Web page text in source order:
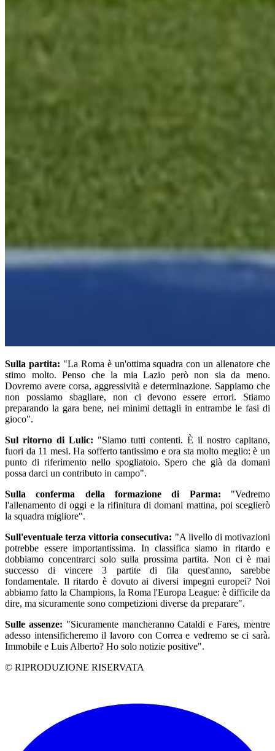
Sulla partita: "La Roma è un'ottima squadra con un allenatore che
stimo molto. Penso che la mia Lazio però non sia da meno.
Dovremo avere corsa, aggressività e determinazione. Sappiamo che
non possiamo sbagliare, non ci devono essere errori. Stiamo
preparando la gara bene, nei minimi dettagli in entrambe le fasi di
gioco".
Sul ritorno di Lulic: "Siamo tutti contenti. È il nostro capitano,
fuori da 11 mesi. Ha sofferto tantissimo e ora sta molto meglio: è un
punto di riferimento nello spogliatoio. Spero che già da domani
possa darci un contributo in campo".
Sulla conferma della formazione di Parma: "Vedremo
l'allenamento di oggi e la rifinitura di domani mattina, poi sceglierò
la squadra migliore".
Sull'eventuale terza vittoria consecutiva: "A livello di motivazioni
potrebbe essere importantissima. In classifica siamo in ritardo e
dobbiamo concentrarci solo sulla prossima partita. Non ci è mai
successo di vincere 3 partite di fila quest'anno, sarebbe
fondamentale. Il ritardo è dovuto ai diversi impegni europei? Noi
abbiamo fatto la Champions, la Roma l'Europa League: è difficile da
dire, ma sicuramente sono competizioni diverse da preparare".
Sulle assenze: "Sicuramente mancheranno Cataldi e Fares, mentre
adesso intensificheremo il lavoro con Correa e vedremo se ci sarà.
Immobile e Luis Alberto? Ho solo notizie positive".
© RIPRODUZIONE RISERVATA